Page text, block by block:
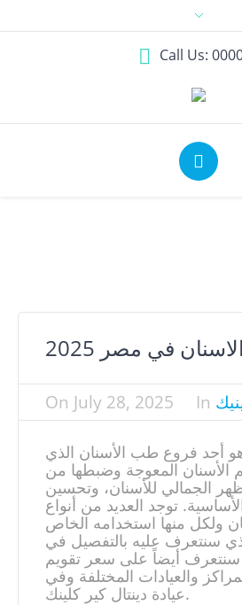
Call Us:
في مصر​ 2025
On July 28, 2025 In
هو أحد فروع طب الأسنان الذي
الأسنان المعوجة وضبطها من
الجمالي للأسنان، وتحسين
توجد العديد من أنواع
ولكل منها استخدامه الخاص
سنتعرف عليه بالتفصيل في
سنتعرف أيضاً على سعر تقويم
والعيادات المختلفة وفي
عيادة دينتال كير كلينك.